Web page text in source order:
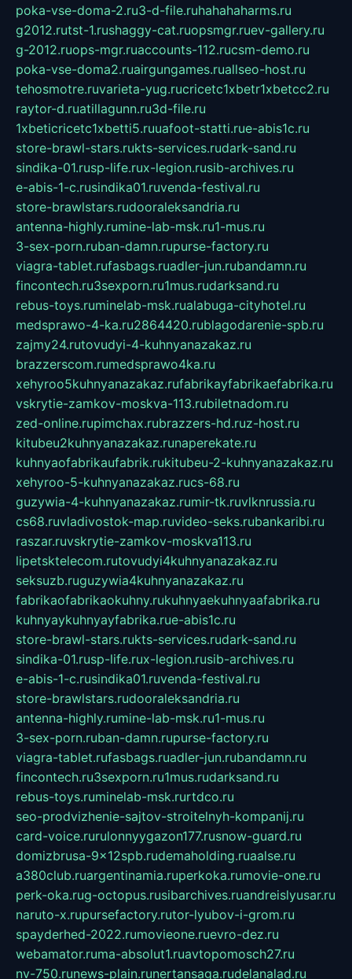
poka-vse-doma-2.ru3-d-file.ruhahahaharms.ru
g2012.rutst-1.rushaggy-cat.ruopsmgr.ruev-gallery.ru
g-2012.ruops-mgr.ruaccounts-112.rucsm-demo.ru
poka-vse-doma2.ruairgungames.ruallseo-host.ru
tehosmotre.ruvarieta-yug.rucricetc1xbetr1xbetcc2.ru
raytor-d.ruatillagunn.ru3d-file.ru
1xbeticricetc1xbetti5.ruuafoot-statti.rue-abis1c.ru
store-brawl-stars.rukts-services.rudark-sand.ru
sindika-01.rusp-life.rux-legion.rusib-archives.ru
e-abis-1-c.rusindika01.ruvenda-festival.ru
store-brawlstars.rudooraleksandria.ru
antenna-highly.rumine-lab-msk.ru1-mus.ru
3-sex-porn.ruban-damn.rupurse-factory.ru
viagra-tablet.rufasbags.ruadler-jun.rubandamn.ru
fincontech.ru3sexporn.ru1mus.rudarksand.ru
rebus-toys.ruminelab-msk.rualabuga-cityhotel.ru
medsprawo-4-ka.ru2864420.rublagodarenie-spb.ru
zajmy24.rutovudyi-4-kuhnyanazakaz.ru
brazzerscom.rumedsprawo4ka.ru
xehyroo5kuhnyanazakaz.rufabrikayfabrikaefabrika.ru
vskrytie-zamkov-moskva-113.rubiletnadom.ru
zed-online.rupimchax.rubrazzers-hd.ruz-host.ru
kitubeu2kuhnyanazakaz.runaperekate.ru
kuhnyaofabrikaufabrik.rukitubeu-2-kuhnyanazakaz.ru
xehyroo-5-kuhnyanazakaz.rucs-68.ru
guzywia-4-kuhnyanazakaz.rumir-tk.ruvlknrussia.ru
cs68.ruvladivostok-map.ruvideo-seks.rubankaribi.ru
raszar.ruvskrytie-zamkov-moskva113.ru
lipetsktelecom.rutovudyi4kuhnyanazakaz.ru
seksuzb.ruguzywia4kuhnyanazakaz.ru
fabrikaofabrikaokuhny.rukuhnyaekuhnyaafabrika.ru
kuhnyaykuhnyayfabrika.rue-abis1c.ru
store-brawl-stars.rukts-services.rudark-sand.ru
sindika-01.rusp-life.rux-legion.rusib-archives.ru
e-abis-1-c.rusindika01.ruvenda-festival.ru
store-brawlstars.rudooraleksandria.ru
antenna-highly.rumine-lab-msk.ru1-mus.ru
3-sex-porn.ruban-damn.rupurse-factory.ru
viagra-tablet.rufasbags.ruadler-jun.rubandamn.ru
fincontech.ru3sexporn.ru1mus.rudarksand.ru
rebus-toys.ruminelab-msk.rurtdco.ru
seo-prodvizhenie-sajtov-stroitelnyh-kompanij.ru
card-voice.rurulonnyygazon177.rusnow-guard.ru
domizbrusa-9x12spb.rudemaholding.ruaalse.ru
a380club.ruargentinamia.ruperkoka.rumovie-one.ru
perk-oka.rug-octopus.rusibarchives.ruandreislyusar.ru
naruto-x.rupursefactory.rutor-lyubov-i-grom.ru
spayderhed-2022.rumovieone.ruevro-dez.ru
webamator.ruma-absolut1.ruavtopomosch27.ru
nv-750.runews-plain.runertansaga.rudelanalad.ru